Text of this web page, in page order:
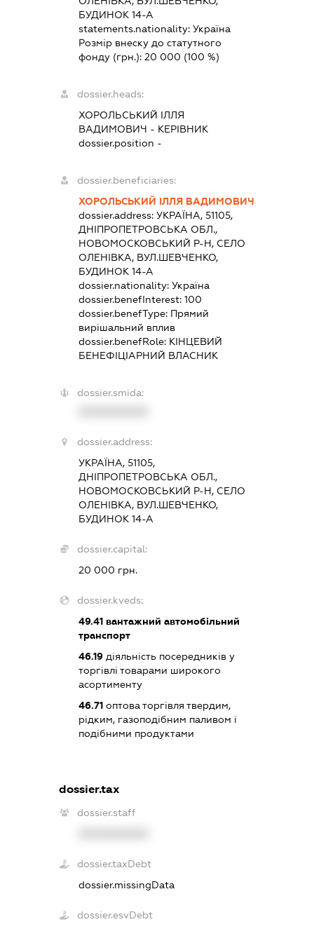
БУДИНОК 14-А
statements.nationality: Україна
Розмір внеску до статутного
фонду (грн.): 20 000 (100 %)
dossier.heads:
ХОРОЛЬСЬКИЙ ІЛЛЯ
ВАДИМОВИЧ - КЕРІВНИК
dossier.position -
dossier.beneficiaries:
ХОРОЛЬСЬКИЙ ІЛЛЯ ВАДИМОВИЧ
dossier.address: УКРАЇНА, 51105,
ДНІПРОПЕТРОВСЬКА ОБЛ.,
НОВОМОСКОВСЬКИЙ Р-Н, СЕЛО
ОЛЕНІВКА, ВУЛ.ШЕВЧЕНКО,
БУДИНОК 14-А
dossier.nationality: Україна
dossier.benefInterest: 100
dossier.benefType: Прямий
вирішальний вплив
dossier.benefRole: КІНЦЕВИЙ
БЕНЕФІЦІАРНИЙ ВЛАСНИК
dossier.smida:
dossier.address:
УКРАЇНА, 51105,
ДНІПРОПЕТРОВСЬКА ОБЛ.,
НОВОМОСКОВСЬКИЙ Р-Н, СЕЛО
ОЛЕНІВКА, ВУЛ.ШЕВЧЕНКО,
БУДИНОК 14-А
dossier.capital:
20 000 грн.
dossier.kveds:
49.41вантажний автомобільний
транспорт
46.19діяльність посередників у
торгівлі товарами широкого
асортименту
46.71оптова торгівля твердим,
рідким, газоподібним паливом і
подібними продуктами
dossier.tax
dossier.staff
dossier.taxDebt
dossier.missingData
dossier.esvDebt